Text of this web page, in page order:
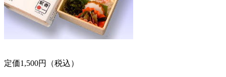
定価1,500円（税込）